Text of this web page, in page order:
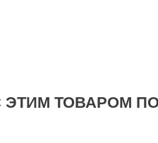
ЭТИМ ТОВАРОМ